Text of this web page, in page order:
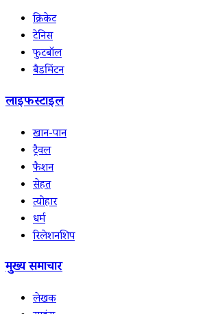
क्रिकेट
टेनिस
फुटबॉल
बैडमिंटन
लाइफस्टाइल
खान-पान
ट्रैवल
फैशन
सेहत
त्योहार
धर्म
रिलेशनशिप
मुख्य समाचार
लेखक